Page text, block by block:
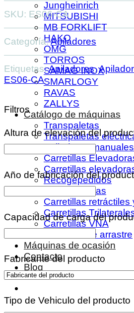
Jungheinrich
MITSUBISHI
MB FORKLIFT
HAKO
OMG
TORROS
SAMAG INOX
SMARLOGY
RAVAS
ZALLYS
Catálogo de máquinas
Transpaletas
Transpaletas
Apiladores
Carretillas
Carretillas
Recogepedidos
Remolcadoras
Carretillas
Carretillas
Carretillas VNA
Tractores de arrastre
Máquinas de ocasión
Contacto
Blog
SKU: ES06-CA
Categoría:Apiladores
Etiquetas:Apiladores,
ES06-CA
Filtros
Altura de elevación del
Año de fabricación del
Capacidad de carga del
Fabricante del producto
Tipo de Vehiculo del producto